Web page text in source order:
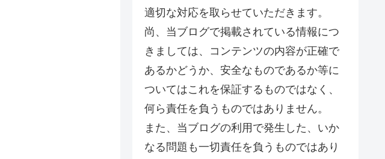
適切な対応を取らせていただきます。
尚、当ブログで掲載されている情報につ
きましては、コンテンツの内容が正確で
あるかどうか、安全なものであるか等に
ついてはこれを保証するものではなく、
何ら責任を負うものではありません。
また、当ブログの利用で発生した、いか
なる問題も一切責任を負うものではあり